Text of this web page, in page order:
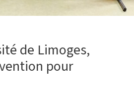
de Limoges,
pour